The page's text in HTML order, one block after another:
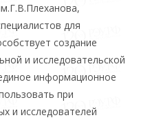
для
создание
и исследовательской
информационное
при
и исследователей